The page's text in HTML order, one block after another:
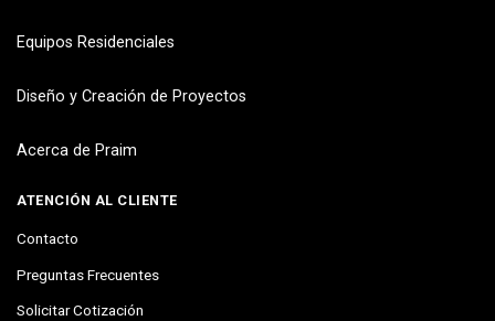
Equipos Residenciales
Diseño y Creación de Proyectos
Acerca de Praim
ATENCIÓN AL CLIENTE
Contacto
Preguntas Frecuentes
Solicitar Cotización